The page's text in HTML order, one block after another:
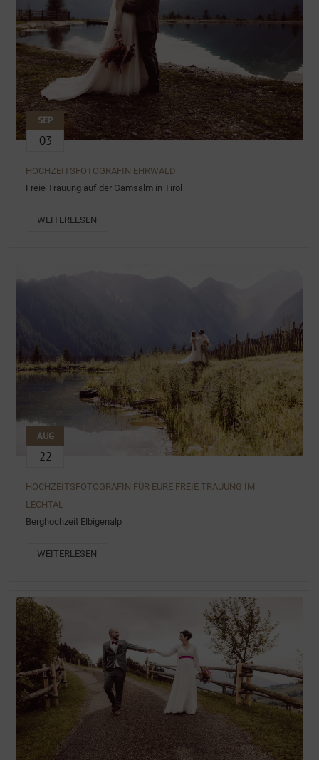
SEP
03
HOCHZEITSFOTOGRAFIN EHRWALD
Freie Trauung auf der Gamsalm in Tirol
WEITERLESEN
AUG
22
HOCHZEITSFOTOGRAFIN FÜR EURE FREIE TRAUUNG IM
LECHTAL
Berghochzeit Elbigenalp
WEITERLESEN